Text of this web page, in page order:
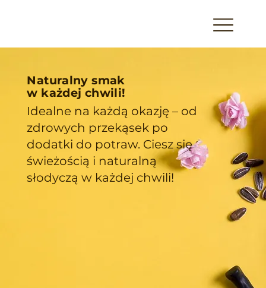
Naturalny smak
w każdej chwili!
Idealne na każdą okazję – od
zdrowych przekąsek po
dodatki do potraw. Ciesz się
świeżością i naturalną
słodyczą w każdej chwili!